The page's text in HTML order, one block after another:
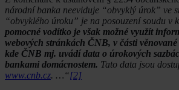
národní banka neeviduje “obvyklý úrok” ve
“obvyklého úroku” je na posouzení soudu v
pomocné vodítko je však možné využít
webových stránkách ČNB, v části
kde ČNB mj. uvádí data o úrokových
bankami domácnostem. Tato data jsou
www.cnb.cz. …“[2]